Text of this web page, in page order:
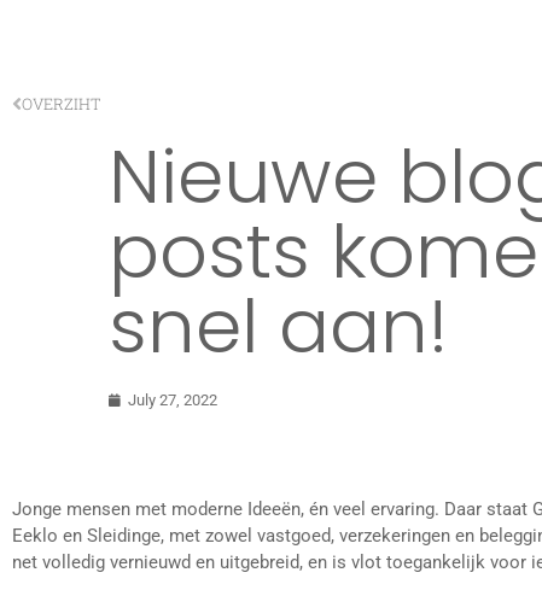
OVERZIHT
Nieuwe
posts
snel aan!
July 27, 2022
Jonge mensen met moderne Ideeën, én veel ervaring. Daar
Eeklo en Sleidinge, met zowel vastgoed, verzekeringen en
net volledig vernieuwd en uitgebreid, en is vlot toegankelijk voor